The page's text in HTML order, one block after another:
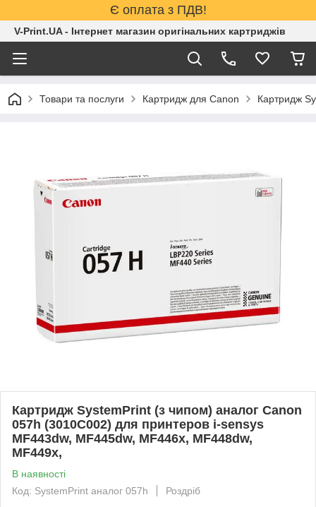
Є оплата з ПДВ!
V-Print.UA - Інтернет магазин оригінальних картриджів
Товари та послуги Картридж для Canon Картридж
Картридж SystemPrint (з чипом) аналог Canon
057h (3010C002) для принтеров i-sensys
MF443dw, MF445dw, MF446x, MF448dw,
MF449x,
В наявності
Код: SystemPrint аналог 057h
Роздріб